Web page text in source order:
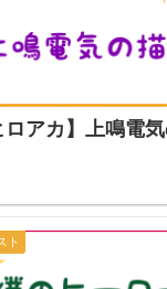
ロアカ】上鳴電
ト